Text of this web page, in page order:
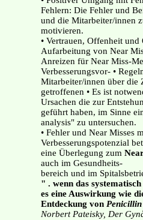
Fehlern: Die Fehler und
und die Mitarbeiter/innen
motivieren.
• Vertrauen, Offenheit
Aufarbeitung von Near
Anreizen für Near Miss-
Verbesserungsvor- •
Mitarbeiter/innen über die
getroffenen • Es ist
Ursachen die zur
geführt haben, im Sinne
analysis" zu untersuchen.
• Fehler und Near Misses
Verbesserungspotenzial
eine Überlegung zum
auch im Gesundheits-
bereich und im
" . wenn das
es eine Auswirkung wie
Entdeckung von Penicillin
Norbert Pateisky, Der